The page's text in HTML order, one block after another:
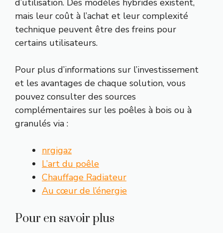
mais leur coût à l’achat et leur complexité
technique peuvent être des freins pour
certains utilisateurs.
Pour plus d’informations sur l’investissement
et les avantages de chaque solution, vous
pouvez consulter des sources
complémentaires sur les poêles à bois ou à
granulés via :
nrgigaz
L’art du poêle
Chauffage Radiateur
Au cœur de l’énergie
Pour en savoir plus